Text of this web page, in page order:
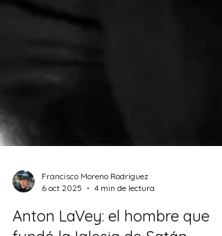
6 oct 2025
4 min de lectura